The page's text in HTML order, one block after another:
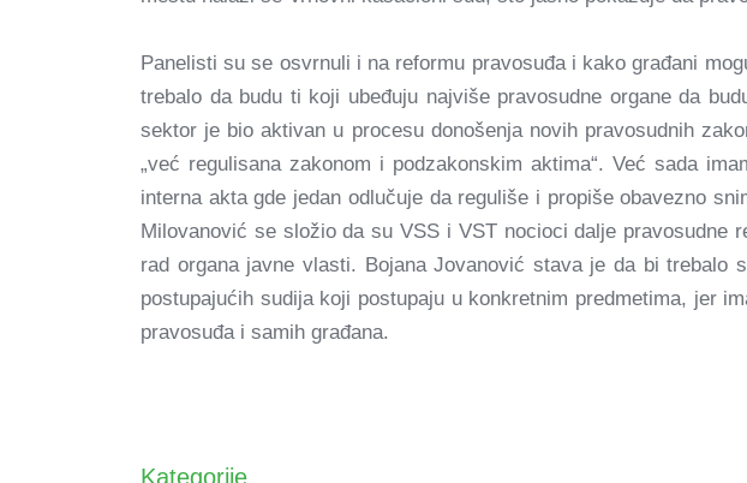
Panelisti su se osvrnuli i na reformu pravosuđa i kako građani
trebalo da budu ti koji ubeđuju najviše pravosudne organe da
sektor je bio aktivan u procesu donošenja novih pravosudnih
„već regulisana zakonom i podzakonskim aktima“. Već sada
interna akta gde jedan odlučuje da reguliše i propiše obavezno
Milovanović se složio da su VSS i VST nocioci dalje pravosudne
rad organa javne vlasti. Bojana Jovanović stava je da bi
postupajućih sudija koji postupaju u konkretnim predmetima, jer
pravosuđa i samih građana.
Kategorije